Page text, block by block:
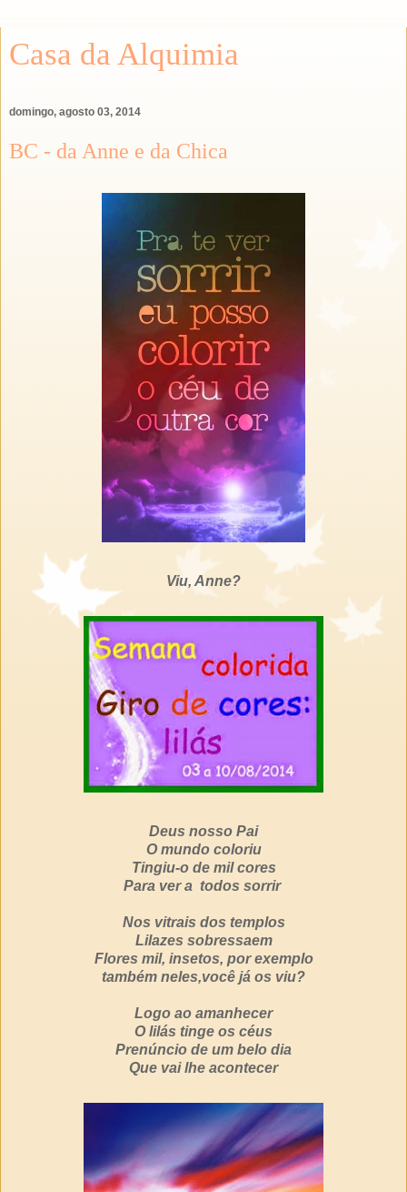
Casa da Alquimia
domingo, agosto 03, 2014
BC - da Anne e da Chica
Viu, Anne?
Deus nosso Pai
O mundo coloriu
Tingiu-o de mil cores
Para ver a todos sorrir
Nos vitrais dos templos
Lilazes sobressaem
Flores mil, insetos, por exemplo
também neles,você já os viu?
Logo ao amanhecer
O lilás tinge os céus
Prenúncio de um belo dia
Que vai lhe acontecer